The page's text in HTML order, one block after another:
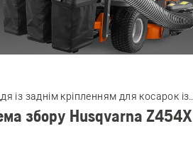
із заднім кріпленням для косарок із
радіусом розвертання
збору Husqvarna Z454X